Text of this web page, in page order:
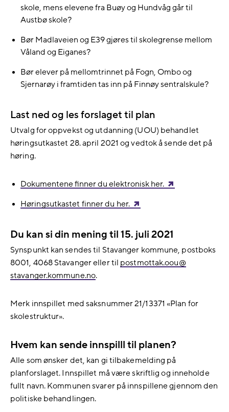
skole, mens elevene fra Buøy og Hundvåg går til
Austbø skole?
Bør Madlaveien og E39 gjøres til skolegrense mellom
Våland og Eiganes?
Bør elever på mellomtrinnet på Fogn, Ombo og
Sjernarøy i framtiden tas inn på Finnøy sentralskule?
Last ned og les forslaget til plan
Utvalg for oppvekst og utdanning (UOU) behandlet
høringsutkastet 28. april 2021 og vedtok å sende det på
høring.
Dokumentene finner du elektronisk her.
Høringsutkastet finner du her.
Du kan si din mening til 15. juli 2021
Synspunkt kan sendes til Stavanger kommune, postboks
8001, 4068 Stavanger eller til postmottak.oou@​
stavanger.kommune.no.
Merk innspillet med saksnummer 21/13371 «Plan for
skolestruktur».
Hvem kan sende innspilll til planen?
Alle som ønsker det, kan gi tilbakemelding på
planforslaget. Innspillet må være skriftlig og inneholde
fullt navn. Kommunen svarer på innspillene gjennom den
politiske behandlingen.